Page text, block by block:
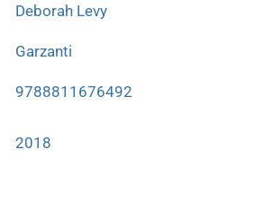
Deborah Levy
Garzanti
9788811676492
2018